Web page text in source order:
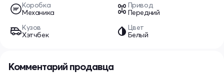
Коробка
Механика
Привод
Передний
Кузов
Хэтчбек
Цвет
Белый
Комментарий продавца